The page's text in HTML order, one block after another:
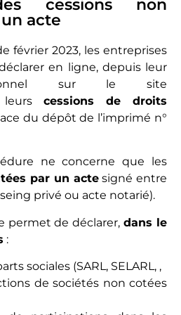
cessions non
acte
février 2023, les entreprises
en ligne, depuis leur
sur le site
cessions de droits
du dépôt de l’imprimé n°
ne concerne que les
par un actesigné entre
privé ou acte notarié).
permet de déclarer,dans le
:
sociales (SARL, SELARL, ,
de sociétés non cotées